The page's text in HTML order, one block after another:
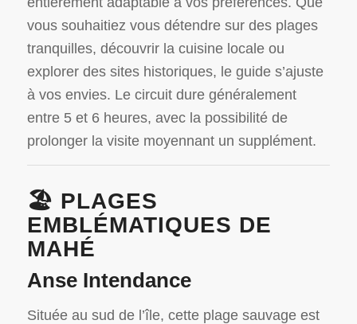
vous souhaitiez vous détendre sur des plages
tranquilles, découvrir la cuisine locale ou
explorer des sites historiques, le guide s’ajuste
à vos envies. Le circuit dure généralement
entre 5 et 6 heures, avec la possibilité de
prolonger la visite moyennant un supplément.
🏖️ PLAGES
EMBLÉMATIQUES DE
MAHÉ
Anse Intendance
Située au sud de l’île, cette plage sauvage est